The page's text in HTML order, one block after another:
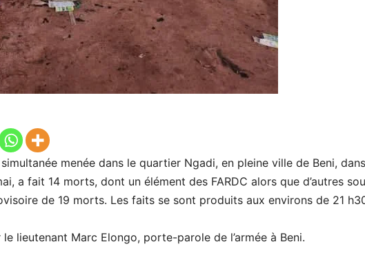
menée dans le quartier Ngadi, en pleine ville de Beni,
a fait 14 morts, dont un élément des FARDC alors que d’autres
de 19 morts. Les faits se sont produits aux environs de 21
lieutenant Marc Elongo, porte-parole de l’armée à Beni.